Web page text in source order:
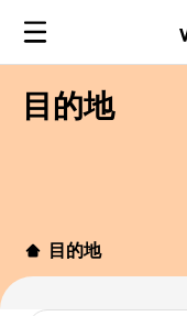
目的地
目的地